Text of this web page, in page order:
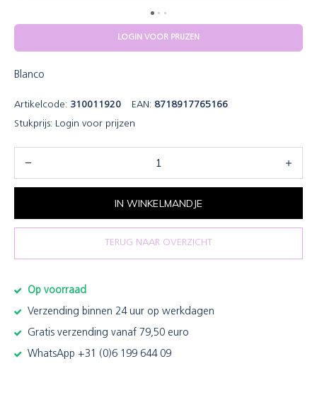
LOGIN VOOR PRIJZEN
Blanco
Artikelcode: 310011920 EAN: 8718917765166
Stukprijs: Login voor prijzen
IN WINKELMANDJE
TERUG NAAR OVERZICHT
Op voorraad
Verzending binnen 24 uur op werkdagen
Gratis verzending vanaf 79,50 euro
WhatsApp +31 (0)6 199 644 09